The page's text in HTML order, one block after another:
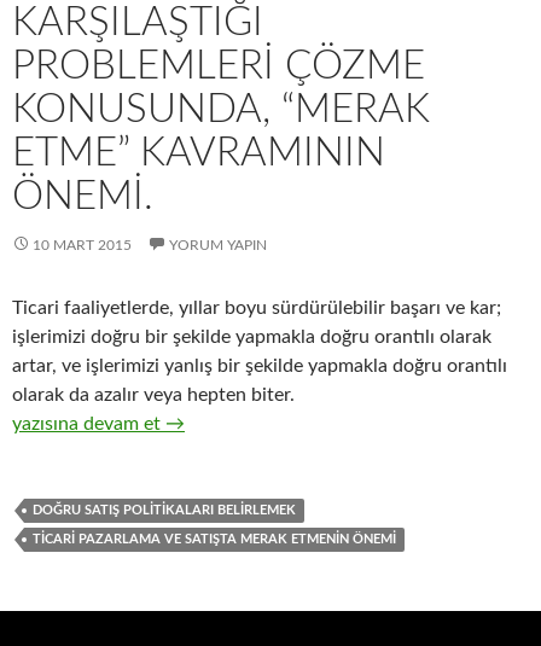
KARŞILAŞTIĞI
PROBLEMLERI ÇÖZME
KONUSUNDA, “MERAK
ETME” KAVRAMININ
ÖNEMI.
10 MART 2015 YORUM YAPIN
Ticari faaliyetlerde, yıllar boyu sürdürülebilir başarı ve kar;
işlerimizi doğru bir şekilde yapmakla doğru orantılı olarak
artar, ve işlerimizi yanlış bir şekilde yapmakla doğru orantılı
olarak da azalır veya hepten biter.
25-Hızlı tüketim ürünleri distribütörlüğü yapan
yazısına devam et →
DOĞRU SATIŞ POLITIKALARI BELIRLEMEK
TICARI PAZARLAMA VE SATIŞTA MERAK ETMENIN ÖNEMI